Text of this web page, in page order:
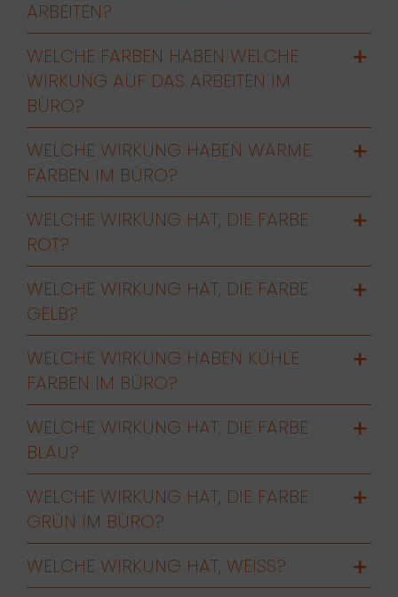
ARBEITEN?
WELCHE FARBEN HABEN WELCHE
WIRKUNG AUF DAS ARBEITEN IM
BÜRO?
WELCHE WIRKUNG HABEN WARME
FARBEN IM BÜRO?
WELCHE WIRKUNG HAT, DIE FARBE
ROT?
WELCHE WIRKUNG HAT, DIE FARBE
GELB?
WELCHE WIRKUNG HABEN KÜHLE
FARBEN IM BÜRO?
WELCHE WIRKUNG HAT, DIE FARBE
BLAU?
WELCHE WIRKUNG HAT, DIE FARBE
GRÜN IM BÜRO?
WELCHE WIRKUNG HAT, WEISS?